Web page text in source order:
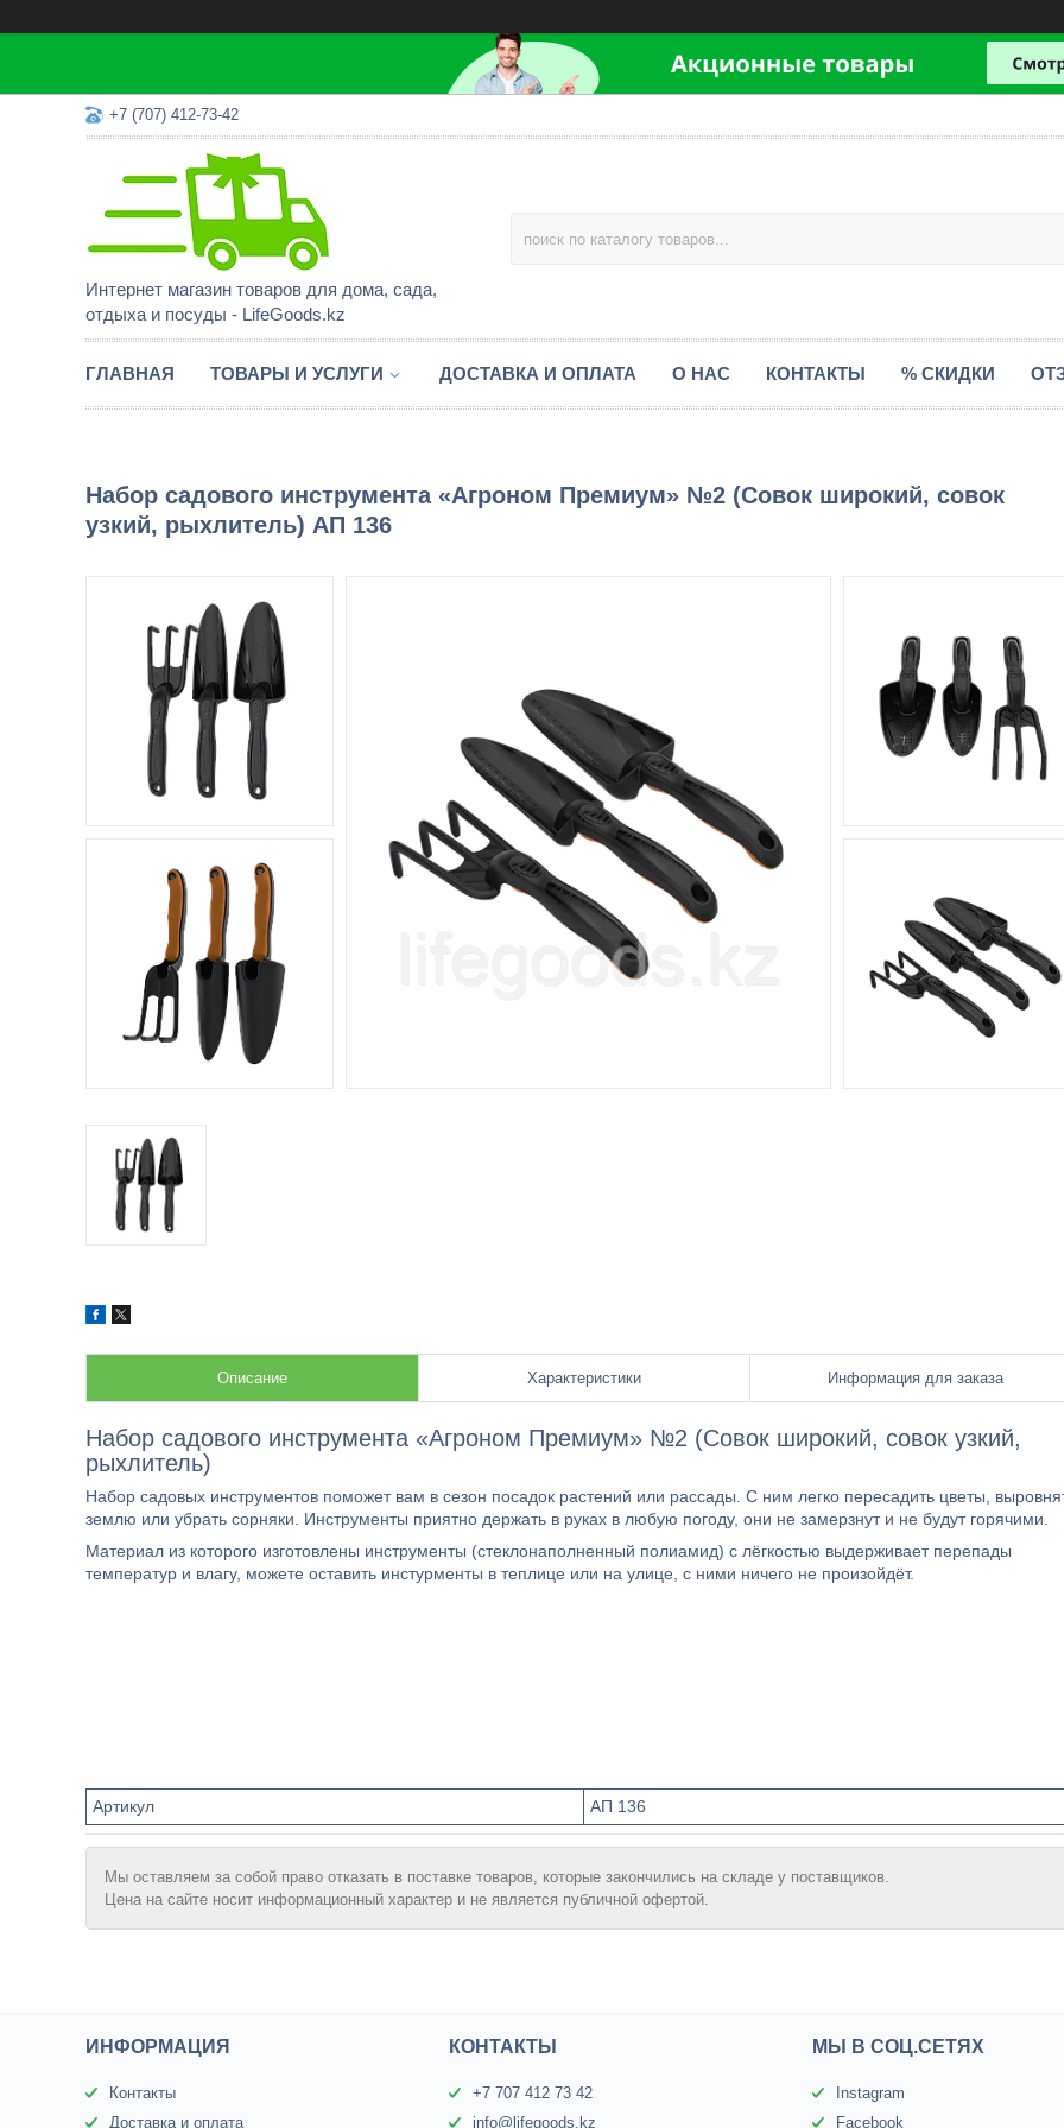
+7 (707) 412-73-42
Интернет магазин товаров для дома, сада,
отдыха и посуды - LifeGoods.kz
ГЛАВНАЯ ТОВАРЫ И УСЛУГИ ДОСТАВКА И ОПЛАТА О НАС КОНТАКТЫ % СКИДКИ
Набор садового инструмента «Агроном Премиум» №2 (Совок широкий, совок
узкий, рыхлитель) АП 136
Описание Характеристики Информация для заказа
Набор садового инструмента «Агроном Премиум» №2 (Совок широкий, совок узкий,
рыхлитель)
Набор садовых инструментов поможет вам в сезон посадок растений или рассады. С ним легко пересадить цветы,
землю или убрать сорняки. Инструменты приятно держать в руках в любую погоду, они не замерзнут и не будут горячими.
Материал из которого изготовлены инструменты (стеклонаполненный полиамид) с лёгкостью выдерживает перепады
температур и влагу, можете оставить инстурменты в теплице или на улице, с ними ничего не произойдёт.
Артикул АП 136
Мы оставляем за собой право отказать в поставке товаров, которые закончились на складе у поставщиков.
Цена на сайте носит информационный характер и не является публичной офертой.
ИНФОРМАЦИЯ
Контакты
Доставка и оплата
КОНТАКТЫ
+7 707 412 73 42
info@lifegoods.kz
МЫ В СОЦ.СЕТЯХ
Instagram
Facebook